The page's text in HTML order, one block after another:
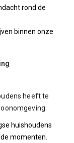
rond de
binnen onze
heeft te
huishoudens
momenten.